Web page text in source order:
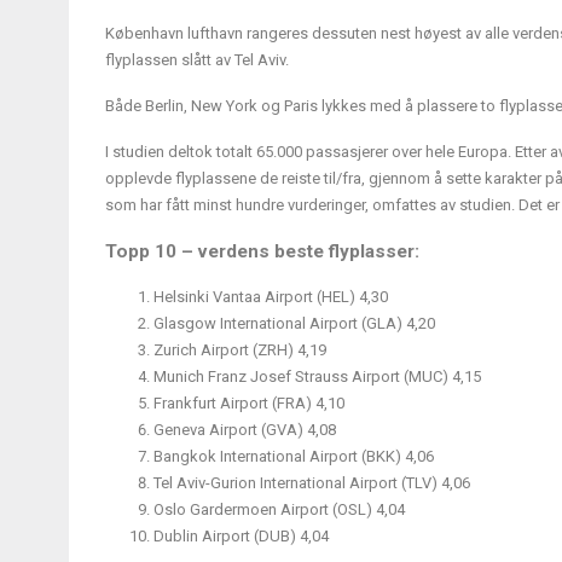
København lufthavn rangeres dessuten nest høyest av alle
flyplassen slått av Tel Aviv.
Både Berlin, New York og Paris lykkes med å plassere to
I studien deltok totalt 65.000 passasjerer over hele Europa.
opplevde flyplassene de reiste til/fra, gjennom å sette karakter
som har fått minst hundre vurderinger, omfattes av studien. Det
Topp 10 – verdens beste flyplasser:
Helsinki Vantaa Airport (HEL) 4,30
Glasgow International Airport (GLA) 4,20
Zurich Airport (ZRH) 4,19
Munich Franz Josef Strauss Airport (MUC) 4,15
Frankfurt Airport (FRA) 4,10
Geneva Airport (GVA) 4,08
Bangkok International Airport (BKK) 4,06
Tel Aviv-Gurion International Airport (TLV) 4,06
Oslo Gardermoen Airport (OSL) 4,04
Dublin Airport (DUB) 4,04